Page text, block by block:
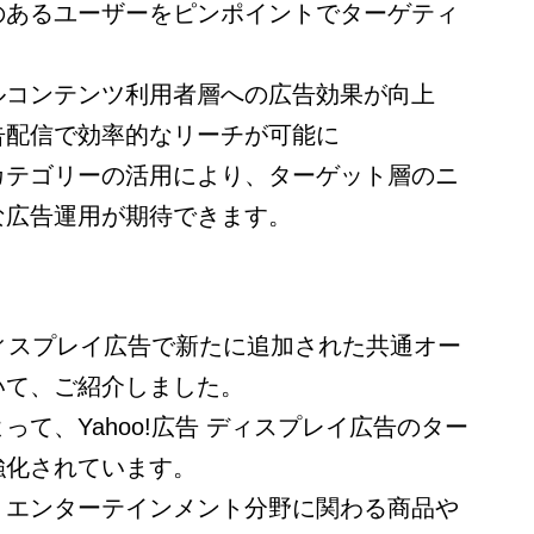
るユーザーをピンポイントでターゲティ
ンテンツ利用者層への広告効果が向上
信で効率的なリーチが可能に
ゴリーの活用により、ターゲット層のニ
告運用が期待できます。
スプレイ広告で新たに追加された共通オー
、 ご紹介しました。
て、Yahoo!広告 ディスプレイ広告のター
されています。
ンターテインメント分野に関わる商品や